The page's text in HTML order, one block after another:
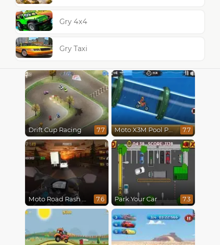
Gry 4x4
Gry Taxi
Drift Cup Racing 7.7 Moto X3M Pool Party 7.7
Moto Road Rash 3D 7.6 Park Your Car 7.3